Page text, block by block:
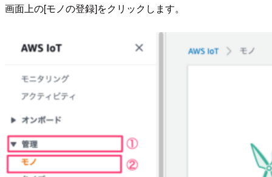
画面上の[モノの登録]をクリックします。